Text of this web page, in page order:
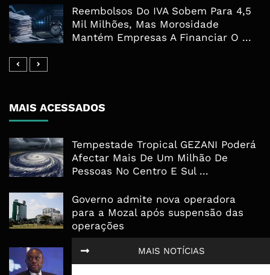
MAIS NOTÍCIAS
Reembolsos Do IVA Sobem Para 4,5
Mil Milhões, Mas Morosidade
Mantém Empresas A Financiar O ...
MAIS ACESSADOS
Tempestade Tropical GEZANI Poderá
Afectar Mais De Um Milhão De
Pessoas No Centro E Sul ...
Governo admite nova operadora
para a Mozal após suspensão das
operações
CEO do Standard Bank pede ao
Governo que “saia do caminho” e